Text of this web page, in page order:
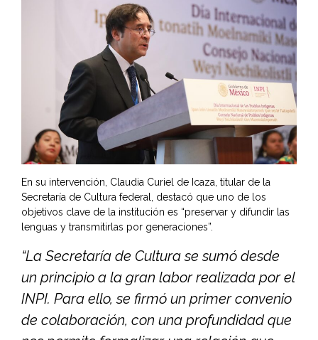
En su intervención, Claudia Curiel de Icaza, titular de la
Secretaría de Cultura federal, destacó que uno de los
objetivos clave de la institución es “preservar y difundir las
lenguas y transmitirlas por generaciones”.
“La Secretaría de Cultura se sumó desde
un principio a la gran labor realizada por el
INPI. Para ello, se firmó un primer convenio
de colaboración, con una profundidad que